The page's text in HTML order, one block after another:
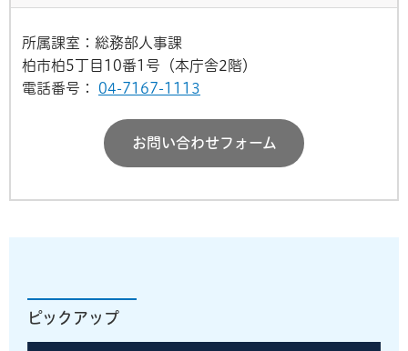
所属課室：総務部人事課
柏市柏5丁目10番1号（本庁舎2階）
電話番号：
04-7167-1113
お問い合わせフォーム
ピックアップ